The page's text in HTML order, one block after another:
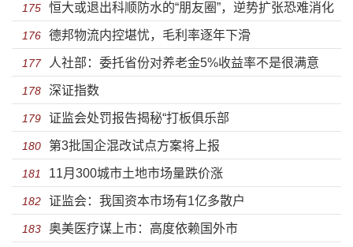
175 恒大或退出科顺防水的“朋友圈”，逆势扩张恐难消化
176 德邦物流内控堪忧，毛利率逐年下滑
177 人社部：委托省份对养老金5%收益率不是很满意
178 深证指数
179 证监会处罚报告揭秘“打板俱乐部
180 第3批国企混改试点方案将上报
181 11月300城市土地市场量跌价涨
182 证监会：我国资本市场有1亿多散户
183 奥美医疗谋上市：高度依赖国外市